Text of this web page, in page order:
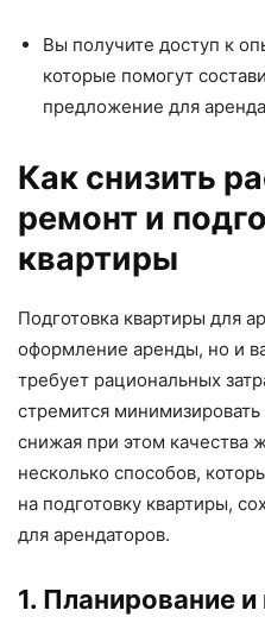
Вы получите доступ к
которые помогут
предложение для
Как снизить
ремонт и
квартиры
Подготовка квартиры для
оформление аренды, но и
требует рациональных
стремится
снижая при этом качества
несколько способов,
на подготовку квартиры,
для арендаторов.
1. Планирование